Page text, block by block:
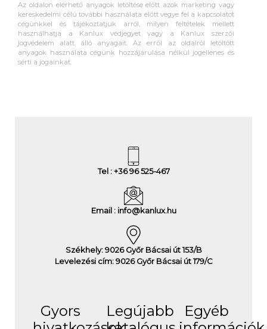
Az oldalon elérhető anyagok letöltése előtt azok marketing vagy
kereskedelmi célú további használata előtt vegye fel a kapcsolatot
cégünkkel és tájékoztatjuk arról, milyen feltételek mellett
használhatja a Kanlux védjegyet vagy a Kanlux szerzői
jogvédelem alatt álló anyagait. Az erről az oldalról letöltött
anyagok használata cégünk hozzájárulása nélkül jogellenes és
sérti a jogainkat.
Tel : +36 96 525-467
Email : info@kanlux.hu
Székhely: 9026 Győr Bácsai út 153/B
Levelezési cím: 9026 Győr Bácsai út 179/C
Gyors
Legújabb
Egyéb